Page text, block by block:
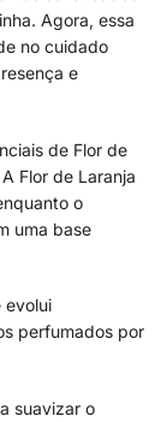
Agora, essa
no cuidado
e
de Flor de
Flor de Laranja
o
uma base
evolui
perfumados por
suavizar o